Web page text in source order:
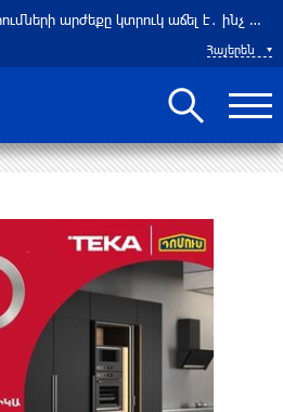
Սև ծովում բեռնափոխադրումների արժեքը կտրուկ աճել է․ ինչ ազդեցություն կունենա այն Հայաստանի վրա
Հայերեն